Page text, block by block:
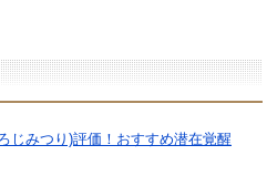
じみつり)評価！おすすめ潜在覚醒